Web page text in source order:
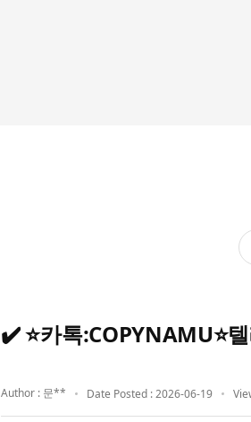
✔️ ⭐카톡:COPYNAMU⭐
Author : 문** Date Posted : 2026-06-19